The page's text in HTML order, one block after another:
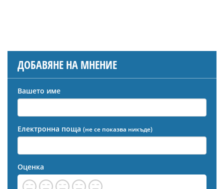
ДОБАВЯНЕ НА МНЕНИЕ
Вашето име
Електронна поща (не се показва никъде)
Оценка